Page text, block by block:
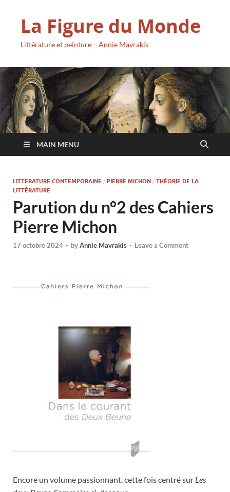
La Figure du Monde
Littérature et peinture – Annie Mavrakis
MAIN MENU
LITTERATURE CONTEMPORAINE / PIERRE MICHON / THÉORIE DE LA
LITTÉRATURE
Parution du n°2 des Cahiers
Pierre Michon
17 octobre 2024 - byAnnie Mavrakis - Leave a Comment
Encore un volume passionnant, cette fois centré sur Les